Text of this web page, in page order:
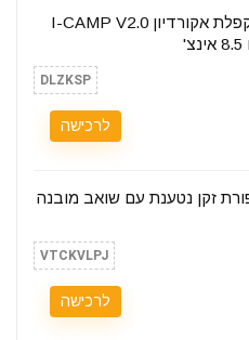
עגלת חוף מתקפלת אקורדיון I-CAMP V2.0
DLZKSP
לרכישה
זקן נטענת עם שואב מובנה
VTCKVLPJ
לרכישה